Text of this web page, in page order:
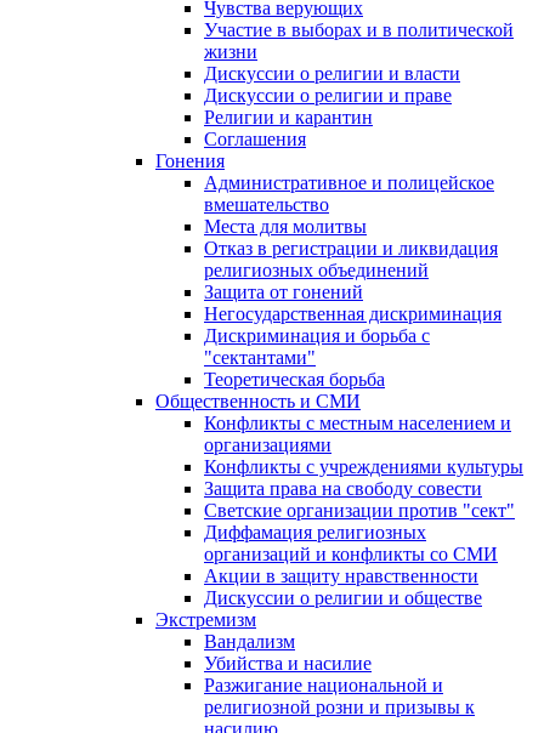
Чувства верующих
Участие в выборах и в политической
жизни
Дискуссии о религии и власти
Дискуссии о религии и праве
Религии и карантин
Соглашения
Гонения
Административное и полицейское
вмешательство
Места для молитвы
Отказ в регистрации и ликвидация
религиозных объединений
Защита от гонений
Негосударственная дискриминация
Дискриминация и борьба с
"сектантами"
Теоретическая борьба
Общественность и СМИ
Конфликты с местным населением и
организациями
Конфликты с учреждениями культуры
Защита права на свободу совести
Светские организации против "сект"
Диффамация религиозных
организаций и конфликты со СМИ
Акции в защиту нравственности
Дискуссии о религии и обществе
Экстремизм
Вандализм
Убийства и насилие
Разжигание национальной и
религиозной розни и призывы к
насилию